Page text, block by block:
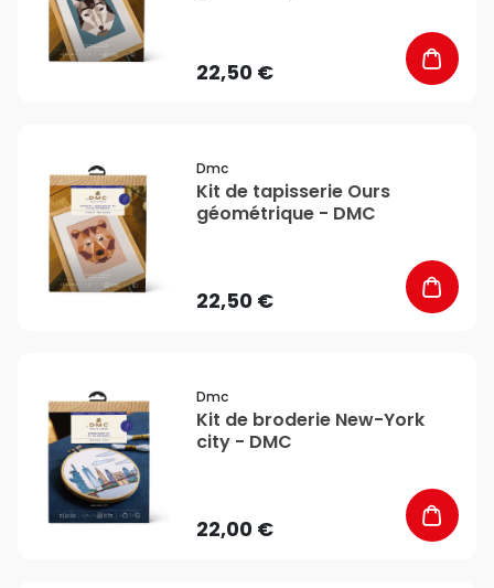
22,50 €
Dmc
Kit de tapisserie Ours
géométrique - DMC
22,50 €
Dmc
Kit de broderie New-York
city - DMC
22,00 €